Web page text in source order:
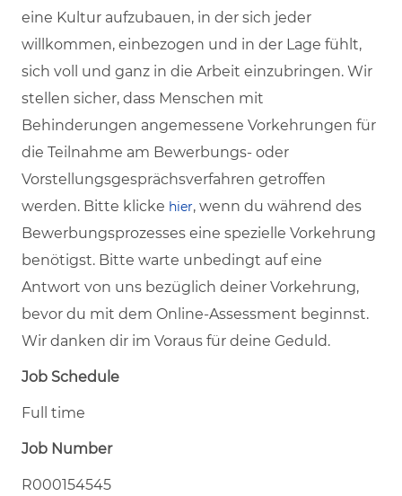
eine Kultur aufzubauen, in der sich jeder
willkommen, einbezogen und in der Lage fühlt,
sich voll und ganz in die Arbeit einzubringen. Wir
stellen sicher, dass Menschen mit
Behinderungen angemessene Vorkehrungen für
die Teilnahme am Bewerbungs- oder
Vorstellungsgesprächsverfahren getroffen
werden. Bitte klicke hier, wenn du während des
Bewerbungsprozesses eine spezielle Vorkehrung
benötigst. Bitte warte unbedingt auf eine
Antwort von uns bezüglich deiner Vorkehrung,
bevor du mit dem Online-Assessment beginnst.
Wir danken dir im Voraus für deine Geduld.
Job Schedule
Full time
Job Number
R000154545